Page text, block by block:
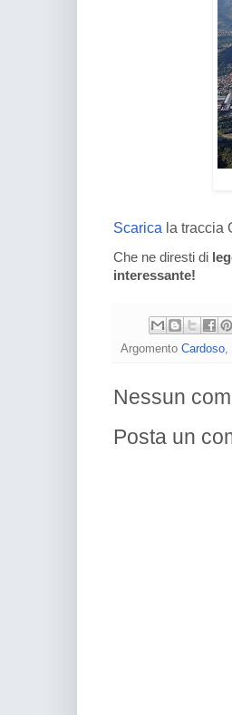
Scarica la traccia
Che ne diresti di
interessante!
Argomento Cardoso
Nessun
Posta un